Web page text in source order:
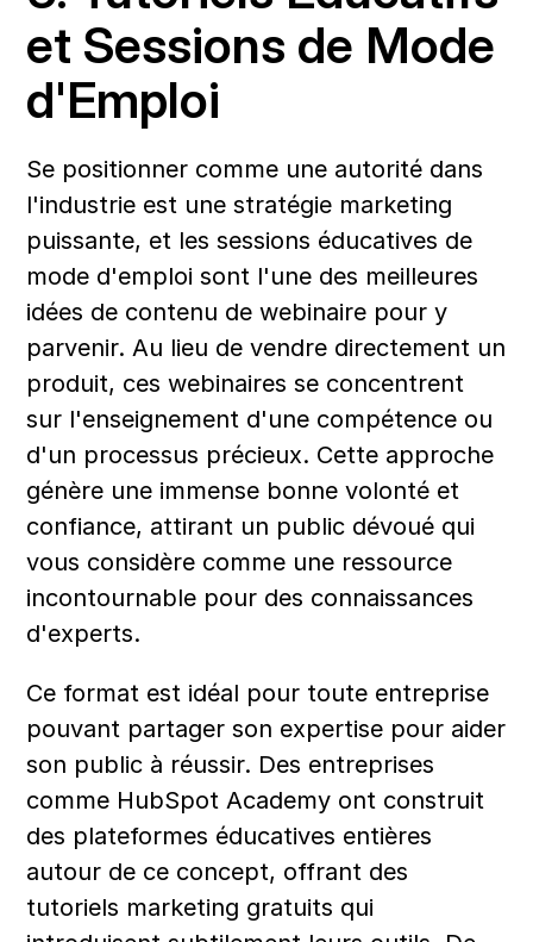
et Sessions de Mode
d'Emploi
Se positionner comme une autorité dans
l'industrie est une stratégie marketing
puissante, et les sessions éducatives de
mode d'emploi sont l'une des meilleures
idées de contenu de webinaire pour y
parvenir. Au lieu de vendre directement un
produit, ces webinaires se concentrent
sur l'enseignement d'une compétence ou
d'un processus précieux. Cette approche
génère une immense bonne volonté et
confiance, attirant un public dévoué qui
vous considère comme une ressource
incontournable pour des connaissances
d'experts.
Ce format est idéal pour toute entreprise
pouvant partager son expertise pour aider
son public à réussir. Des entreprises
comme HubSpot Academy ont construit
des plateformes éducatives entières
autour de ce concept, offrant des
tutoriels marketing gratuits qui